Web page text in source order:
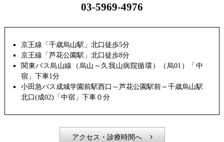
03-5969-4976
京王線「千歳烏山駅」北口徒歩5分
京王線「芦花公園駅」北口徒歩8分
関東バス烏山線（烏山～久我山病院循環）（烏01）「中
宿」下車1分
小田急バス成城学園前駅西口～芦花公園駅前～千歳烏山駅
北口(成02)「中宿」下車０分
アクセス・診療時間へ